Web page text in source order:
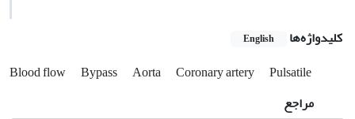
کلیدواژه‌ها English
Blood flow Bypass Aorta Coronary artery
Pulsatile
مراجع